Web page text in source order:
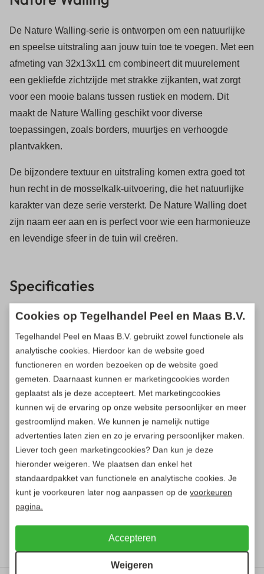
De Nature Walling-serie is ontworpen om een natuurlijke
en speelse uitstraling aan jouw tuin toe te voegen. Met een
afmeting van 32x13x11 cm combineert dit muurelement
een gekliefde zichtzijde met strakke zijkanten, wat zorgt
voor een mooie balans tussen rustiek en modern. Dit
maakt de Nature Walling geschikt voor diverse
toepassingen, zoals borders, muurtjes en verhoogde
plantvakken.
De bijzondere textuur en uitstraling komen extra goed tot
hun recht in de mosselkalk-uitvoering, die het natuurlijke
karakter van deze serie versterkt. De Nature Walling doet
zijn naam eer aan en is perfect voor wie een harmonieuze
en levendige sfeer in de tuin wil creëren.
Specificaties
Breedte 13cm
Lengte 32cm
Hoogte 11cm
Gewicht
Afwerking Strak
Behandeling Gekloofd
Toepassing Muurelement
Materiaal Beton
Artikelnummer 600226
Cookies op Tegelhandel Peel en Maas B.V.
Tegelhandel Peel en Maas B.V. gebruikt zowel functionele als
analytische cookies. Hierdoor kan de website goed
functioneren en worden bezoeken op de website goed
gemeten. Daarnaast kunnen er marketingcookies worden
geplaatst als je deze accepteert. Met marketingcookies
kunnen wij de ervaring op onze website persoonlijker en meer
gestroomlijnd maken. We kunnen je namelijk nuttige
advertenties laten zien en zo je ervaring persoonlijker maken.
Liever toch geen marketingcookies? Dan kun je deze
hieronder weigeren. We plaatsen dan enkel het
standaardpakket van functionele en analytische cookies. Je
kunt je voorkeuren later nog aanpassen op de voorkeuren
pagina.
Accepteren
Weigeren